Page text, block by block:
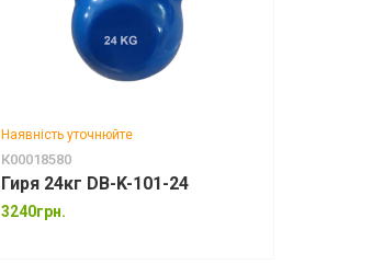
Наявність уточнюйте
К00018580
Гиря 24кг DB-K-101-24
3240грн.